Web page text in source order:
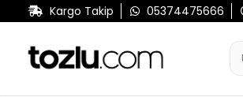
Kargo Takip 05374475666